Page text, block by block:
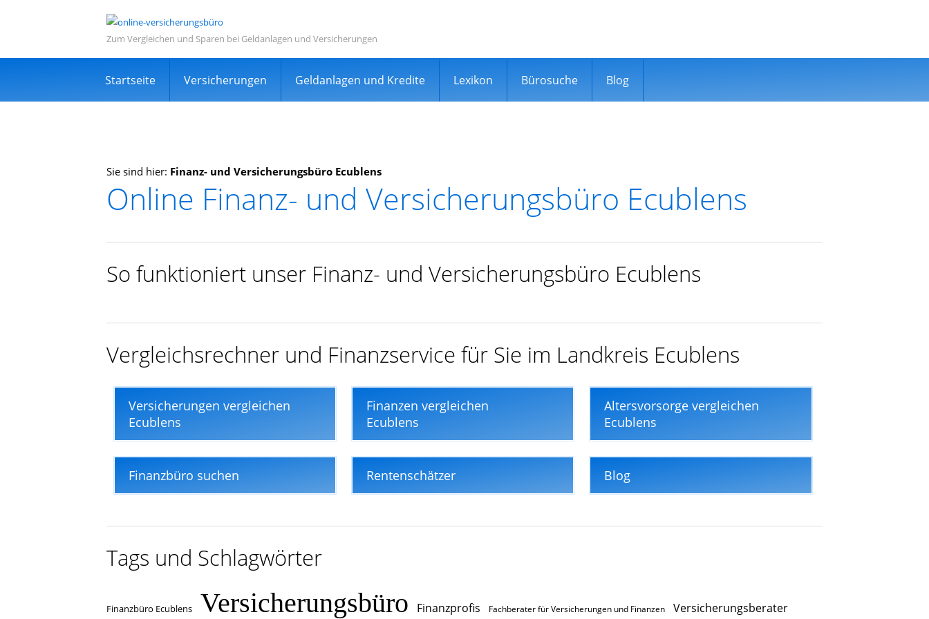
Zum Vergleichen und Sparen bei Geldanlagen und Versicherungen
Startseite Versicherungen Geldanlagen und Kredite Lexikon Bürosuche Blog
Informations- und Vergleichsportal
Sehr viele zufriedene Kunden
Kostenlos
Expertensuche in Ihrer Nähe
In nur wenigen Minuten
Sie sind hier: Finanz- und Versicherungsbüro Ecublens
Online Finanz- und Versicherungsbüro Ecublens
So funktioniert unser Finanz- und Versicherungsbüro Ecublens
Vergleichsrechner und Finanzservice für Sie im Landkreis Ecublens
Versicherungen vergleichen
Ecublens
Finanzen vergleichen
Ecublens
Altersvorsorge vergleichen
Ecublens
Finanzbüro suchen Rentenschätzer Blog
Tags und Schlagwörter
Finanzbüro Ecublens Versicherungsbüro Finanzprofis Fachberater für Versicherungen und Finanzen
Versicherungsberater